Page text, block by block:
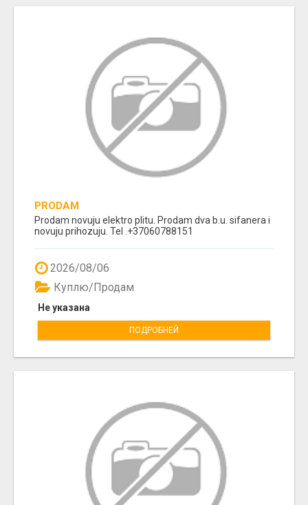
PRODAM
Prodam novuju elektro plitu. Prodam dva b.u. sifanera i
novuju prihozuju. Tel .+37060788151
2026/08/06
Не указана
Куплю/Продам
ПОДРОБНЕЙ